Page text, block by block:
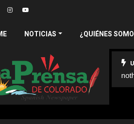
NOTICIAS ¿QUIÉNES